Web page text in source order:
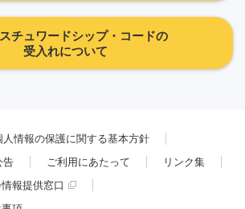
チュワードシップ・コードの
受入れについて
人情報の保護に関する基本方針
告 ご利用にあたって
リンク集
報提供窓口